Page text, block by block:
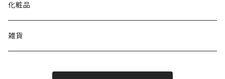
化粧品
雑貨